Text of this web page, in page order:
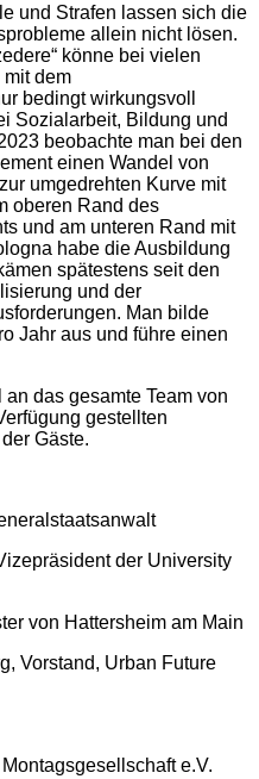
und Strafen lassen sich die
allein nicht lösen.
könne bei vielen
dem
bedingt wirkungsvoll
Sozialarbeit, Bildung und
beobachte man bei den
einen Wandel von
umgedrehten Kurve mit
oberen Rand des
und am unteren Rand mit
habe die Ausbildung
spätestens seit den
und der
Man bilde
Jahr aus und führe einen
das gesamte Team von
gestellten
Gäste.
der University
von Hattersheim am Main
Vorstand, Urban Future
e.V.